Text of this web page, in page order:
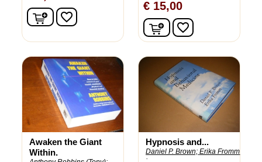
In winkelwagen
favorite_border
€ 15,00
In winkelwagen
favorite_border
Awaken the Giant
Within.
Hypnosis and...
Daniel P. Brown; Erika Fromm